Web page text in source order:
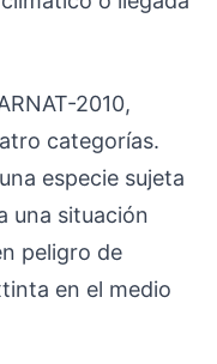
2010,
categorías.
especie sujeta
una situación
peligro de
en el medio